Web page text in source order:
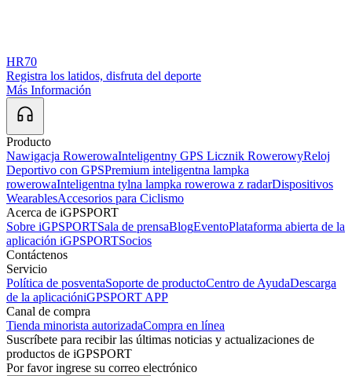
HR70
Registra los latidos, disfruta del deporte
Más Información
Producto
Nawigacja RowerowaInteligentny GPS Licznik RowerowyReloj
Deportivo con GPSPremium inteligentna lampka
rowerowaInteligentna tylna lampka rowerowa z radarDispositivos
WearablesAccesorios para Ciclismo
Acerca de iGPSPORT
Sobre iGPSPORTSala de prensaBlogEventoPlataforma abierta de la
aplicación iGPSPORTSocios
Contáctenos
Servicio
Política de posventaSoporte de productoCentro de AyudaDescarga
de la aplicacióniGPSPORT APP
Canal de compra
Tienda minorista autorizadaCompra en línea
Suscríbete para recibir las últimas noticias y actualizaciones de
productos de iGPSPORT
Por favor ingrese su correo electrónico